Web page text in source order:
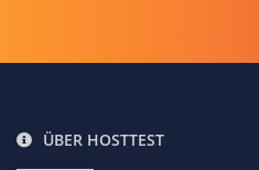
ÜBER HOSTTEST